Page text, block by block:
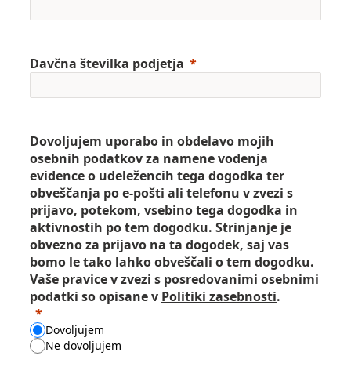
Davčna številka podjetja
Dovoljujem uporabo in obdelavo mojih
osebnih podatkov za namene vodenja
evidence o udeležencih tega dogodka ter
obveščanja po e-pošti ali telefonu v zvezi s
prijavo, potekom, vsebino tega dogodka in
aktivnostih po tem dogodku. Strinjanje je
obvezno za prijavo na ta dogodek, saj vas
bomo le tako lahko obveščali o tem dogodku.
Vaše pravice v zvezi s posredovanimi osebnimi
podatki so opisane v Politiki zasebnosti.
Dovoljujem
Ne dovoljujem